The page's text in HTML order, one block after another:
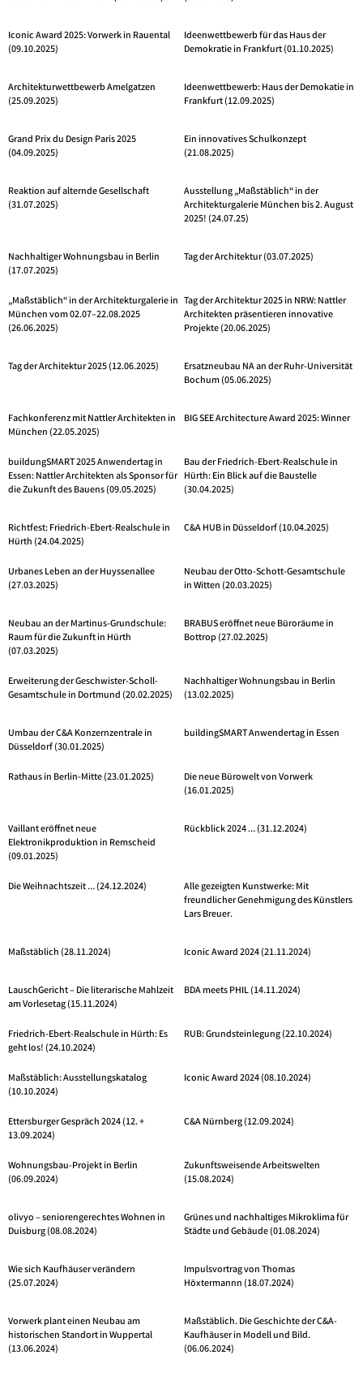
Iconic Award 2025: Vorwerk in Rauental
(09.10.2025)
Ideenwettbewerb für das Haus der
Demokratie in Frankfurt (01.10.2025)
Architekturwettbewerb Amelgatzen
(25.09.2025)
Ideenwettbewerb: Haus der Demokatie in
Frankfurt (12.09.2025)
Grand Prix du Design Paris 2025
(04.09.2025)
Ein innovatives Schulkonzept
(21.08.2025)
Reaktion auf alternde Gesellschaft
(31.07.2025)
Ausstellung „Maßstäblich“ in der
Architekturgalerie München bis 2. August
2025! (24.07.25)
Nachhaltiger Wohnungsbau in Berlin
(17.07.2025)
Tag der Architektur (03.07.2025)
„Maßstäblich“ in der Architekturgalerie in
München vom 02.07–22.08.2025
(26.06.2025)
Tag der Architektur 2025 in NRW: Nattler
Architekten präsentieren innovative
Projekte (20.06.2025)
Tag der Architektur 2025 (12.06.2025)
Ersatzneubau NA an der Ruhr-Universität
Bochum (05.06.2025)
Fachkonferenz mit Nattler Architekten in
München (22.05.2025)
BIG SEE Architecture Award 2025: Winner
buildungSMART 2025 Anwendertag in
Essen: Nattler Architekten als Sponsor für
die Zukunft des Bauens (09.05.2025)
Bau der Friedrich-Ebert-Realschule in
Hürth: Ein Blick auf die Baustelle
(30.04.2025)
Richtfest: Friedrich-Ebert-Realschule in
Hürth (24.04.2025)
C&A HUB in Düsseldorf (10.04.2025)
Urbanes Leben an der Huyssenallee
(27.03.2025)
Neubau der Otto-Schott-Gesamtschule
in Witten (20.03.2025)
Neubau an der Martinus-Grundschule:
Raum für die Zukunft in Hürth
(07.03.2025)
BRABUS eröffnet neue Büroräume in
Bottrop (27.02.2025)
Erweiterung der Geschwister-Scholl-
Gesamtschule in Dortmund (20.02.2025)
Nachhaltiger Wohnungsbau in Berlin
(13.02.2025)
Umbau der C&A Konzernzentrale in
Düsseldorf (30.01.2025)
buildingSMART Anwendertag in Essen
Rathaus in Berlin-Mitte (23.01.2025)
Die neue Bürowelt von Vorwerk
(16.01.2025)
Vaillant eröffnet neue
Elektronikproduktion in Remscheid
(09.01.2025)
Rückblick 2024 … (31.12.2024)
Die Weihnachtszeit … (24.12.2024)
Alle gezeigten Kunstwerke: Mit
freundlicher Genehmigung des Künstlers
Lars Breuer.
Maßstäblich (28.11.2024) Iconic Award 2024 (21.11.2024)
LauschGericht – Die literarische Mahlzeit
am Vorlesetag (15.11.2024)
BDA meets PHIL (14.11.2024)
Friedrich-Ebert-Realschule in Hürth: Es
geht los! (24.10.2024)
RUB: Grundsteinlegung (22.10.2024)
Maßstäblich: Ausstellungskatalog
(10.10.2024)
Iconic Award 2024 (08.10.2024)
Ettersburger Gespräch 2024 (12. +
13.09.2024)
C&A Nürnberg (12.09.2024)
Wohnungsbau-Projekt in Berlin
(06.09.2024)
Zukunftsweisende Arbeitswelten
(15.08.2024)
olivyo – seniorengerechtes Wohnen in
Duisburg (08.08.2024)
Grünes und nachhaltiges Mikroklima für
Städte und Gebäude (01.08.2024)
Wie sich Kaufhäuser verändern
(25.07.2024)
Impulsvortrag von Thomas
Höxtermannn (18.07.2024)
Vorwerk plant einen Neubau am
historischen Standort in Wuppertal
(13.06.2024)
Maßstäblich. Die Geschichte der C&A-
Kaufhäuser in Modell und Bild.
(06.06.2024)